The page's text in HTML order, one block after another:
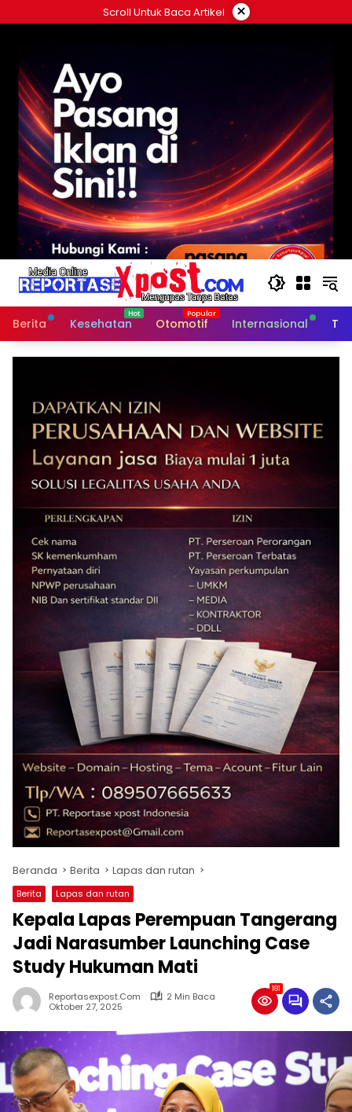
ke
Scroll Untuk Baca Artikel ×
Berita Kesehatan Otomotif Internasional
Beranda Berita Lapas dan rutan
Berita Lapas dan rutan
Kepala Lapas Perempuan Tangerang
Jadi Narasumber Launching Case
Study Hukuman Mati
Reportasexpost.com
2 Min Baca
Oktober 27, 2025
181